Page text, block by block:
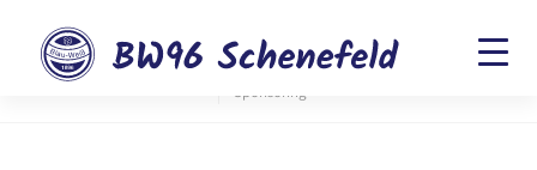
Die Teams
Sponsoring